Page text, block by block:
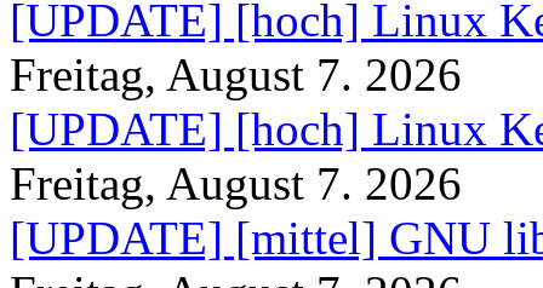
[UPDATE] [hoch] Linux
Freitag, August 7. 2026
[UPDATE] [hoch] Linux
Freitag, August 7. 2026
[UPDATE] [mittel] GNU